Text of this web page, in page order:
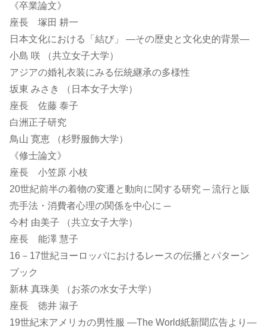
《卒業論文》
座長 塚田 耕一
日本文化における「結び」 ―その歴史と文化史的背景―
小島 咲 （共立女子大学）
アジアの婚礼衣装にみる伝統継承の多様性
坂東 みさき （日本女子大学）
座長 佐藤 泰子
白洲正子研究
鳥山 寛恵 （杉野服飾大学）
《修士論文》
座長 小笠原 小枝
20世紀前半の着物の変遷と動向に関する研究 ─ 流行と販
売手法・消費者心理の関係を中心に ─
今村 由美子 （共立女子大学）
座長 能澤 慧子
16－17世紀ヨーロッパにおけるレースの伝播とパターン
ブック
新林 真珠美 （お茶の水女子大学）
座長 徳井 淑子
19世紀末アメリカの男性服 ―The World紙新聞広告より―